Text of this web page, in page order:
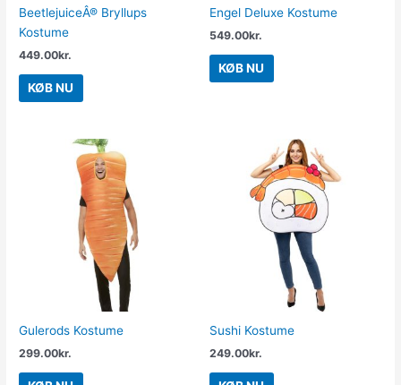
BeetlejuiceÂ® Bryllups
Kostume
449.00kr.
KØB NU
Engel Deluxe Kostume
549.00kr.
KØB NU
Gulerods Kostume
299.00kr.
Sushi Kostume
249.00kr.